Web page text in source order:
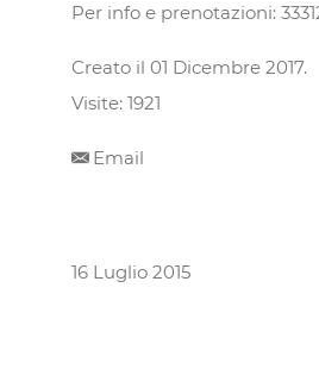
Per info e prenotazioni:
Creato il 01 Dicembre 2017.
Visite: 1921
Email
16 Luglio 2015